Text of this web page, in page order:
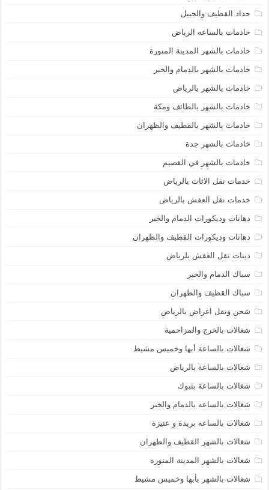
حداد القطيف والجبيل
خادمات بالساعه الرياض
خادمات بالشهر المدينة المنورة
خادمات بالشهر بالدمام والخبر
خادمات بالشهر بالرياض
خادمات بالشهر بالطائف ومكة
خادمات بالشهر بالقطيف والظهران
خادمات بالشهر جدة
خادمات بالشهر في القصيم
خدمات نقل الاثاث بالرياض
خدمات نقل العفش بالرياض
دهانات وديكورات الدمام والخبر
دهانات وديكورات القطيف والظهران
دينات نقل العفش بلرياض
سباك الدمام والخبر
سباك القطيف والظهران
شحن ونقل اغراض بالرياض
شغالات بالخرج والمزاحمية
شغالات بالساعة أبها وخميس مشيط
شغالات بالساعة بالرياض
شغالات بالساعة بتبوك
شغالات بالساعه بالدمام والخبر
شغالات بالساعه بريدة و عنيزة
شغالات بالشهر القطيف والظهران
شغالات بالشهر المدينة المنورة
شغالات بالشهر بأبها وخميس مشيط